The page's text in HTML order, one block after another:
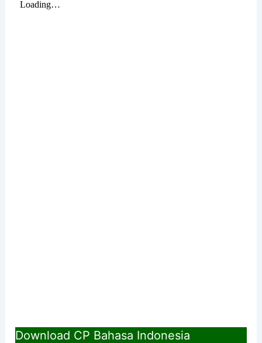
Download CP Bahasa Indonesia